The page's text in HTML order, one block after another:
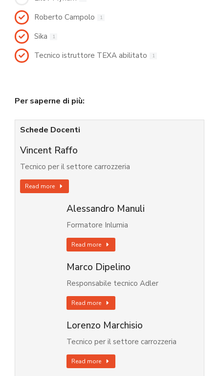
Roberto Campolo 1
Sika 1
Tecnico istruttore TEXA abilitato 1
Per saperne di più:
Schede Docenti
Vincent Raffo
Tecnico per il settore carrozzeria
Read more
Alessandro Manuli
Formatore Inlumia
Read more
Marco Dipelino
Responsabile tecnico Adler
Read more
Lorenzo Marchisio
Tecnico per il settore carrozzeria
Read more